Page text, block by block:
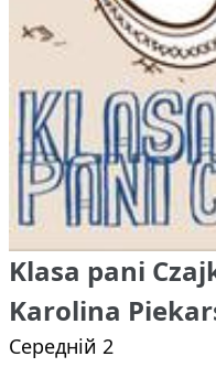
Klasa pani
Karolina
Середній 2